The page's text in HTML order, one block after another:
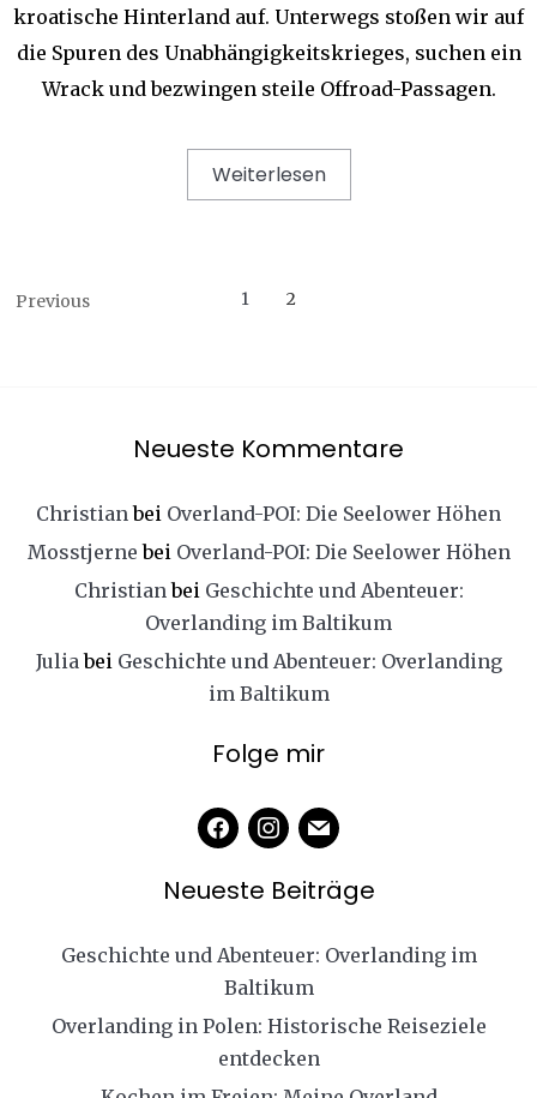
kroatische Hinterland auf. Unterwegs stoßen wir auf
die Spuren des Unabhängigkeitskrieges, suchen ein
Wrack und bezwingen steile Offroad-Passagen.
Weiterlesen
Previous 1 2
Neueste Kommentare
Christian bei Overland-POI: Die Seelower Höhen
Mosstjerne bei Overland-POI: Die Seelower Höhen
Christian bei Geschichte und Abenteuer:
Overlanding im Baltikum
Julia bei Geschichte und Abenteuer: Overlanding
im Baltikum
Folge mir
facebookinstagram
mail
Neueste Beiträge
Geschichte und Abenteuer: Overlanding im
Baltikum
Overlanding in Polen: Historische Reiseziele
entdecken